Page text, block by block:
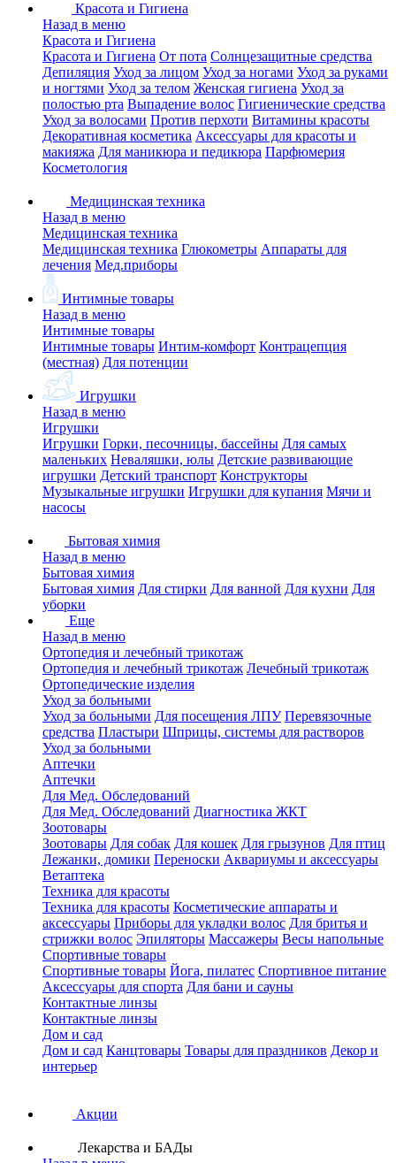
Красота и Гигиена
Назад в меню
Красота и Гигиена
Красота и Гигиена От пота Солнцезащитные средства
Депиляция Уход за лицом Уход за ногами Уход за руками
и ногтями Уход за телом Женская гигиена Уход за
полостью рта Выпадение волос Гигиенические средства
Уход за волосами Против перхоти Витамины красоты
Декоративная косметика Аксессуары для красоты и
макияжа Для маникюра и педикюра Парфюмерия
Косметология
Медицинская техника
Назад в меню
Медицинская техника
Медицинская техника Глюкометры Аппараты для
лечения Мед.приборы
Интимные товары
Назад в меню
Интимные товары
Интимные товары Интим-комфорт Контрацепция
(местная) Для потенции
Игрушки
Назад в меню
Игрушки
Игрушки Горки, песочницы, бассейны Для самых
маленьких Неваляшки, юлы Детские развивающие
игрушки Детский транспорт Конструкторы
Музыкальные игрушки Игрушки для купания Мячи и
насосы
Бытовая химия
Назад в меню
Бытовая химия
Бытовая химия Для стирки Для ванной Для кухни Для
уборки
Еще
Назад в меню
Ортопедия и лечебный трикотаж
Ортопедия и лечебный трикотаж Лечебный трикотаж
Ортопедические изделия
Уход за больными
Уход за больными Для посещения ЛПУ Перевязочные
средства Пластыри Шприцы, системы для растворов
Уход за больными
Аптечки
Аптечки
Для Мед. Обследований
Для Мед. Обследований Диагностика ЖКТ
Зоотовары
Зоотовары Для собак Для кошек Для грызунов Для птиц
Лежанки, домики Переноски Аквариумы и аксессуары
Ветаптека
Техника для красоты
Техника для красоты Косметические аппараты и
аксессуары Приборы для укладки волос Для бритья и
стрижки волос Эпиляторы Массажеры Весы напольные
Спортивные товары
Спортивные товары Йога, пилатес Спортивное питание
Аксессуары для спорта Для бани и сауны
Контактные линзы
Контактные линзы
Дом и сад
Дом и сад Канцтовары Товары для праздников Декор и
интерьер
Акции
Лекарства и БАДы